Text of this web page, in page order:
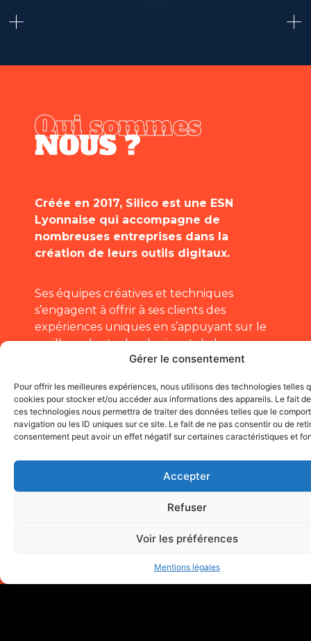
Gérer le consentement
Pour offrir les meilleures expériences, nous utilisons des technologies telles
cookies pour stocker et/ou accéder aux informations des appareils. Le fait
ces technologies nous permettra de traiter des données telles que le
navigation ou les ID uniques sur ce site. Le fait de ne pas consentir ou de
consentement peut avoir un effet négatif sur certaines caractéristiques et
Accepter
Refuser
Voir les préférences
Mentions légales
+ +
Qui sommes
NOUS ?
Créée en 2017, Silico est une ESN
Lyonnaise qui accompagne de
nombreuses entreprises dans la
création de leurs outils digitaux.
Ses équipes créatives et techniques
s’engagent à offrir à ses clients des
expériences uniques en s’appuyant sur le
meilleur des technologies et de leurs
Elles conçoivent, développent et déploient
des architectures solides et performantes
qui subliment l’expérience utilisateur.
Vous êtes éligible au CII (Crédit d’Impôt
Economisez jusqu’à 30% du coût de votre